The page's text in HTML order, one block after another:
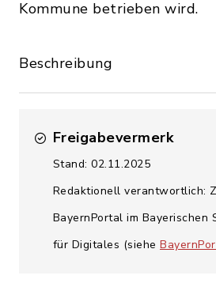
Kommune betrieben wird.
Beschreibung
Freigabevermerk
Stand: 02.11.2025
Redaktionell verantwortlich:
BayernPortal im Bayerischen
für Digitales (siehe